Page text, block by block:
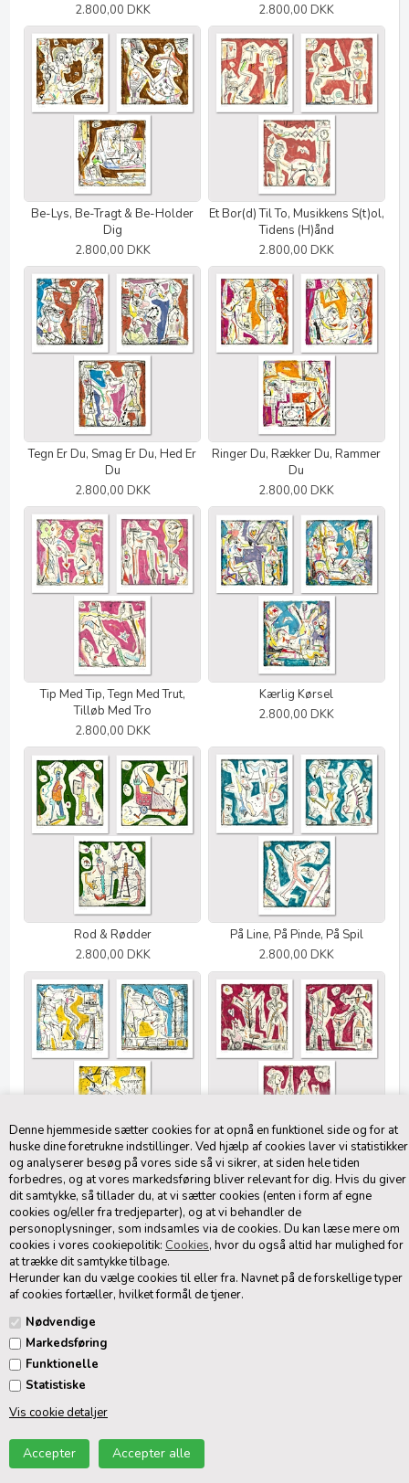
Denne hjemmeside sætter cookies for at opnå en funktionel side og for at
huske dine foretrukne indstillinger. Ved hjælp af cookies laver vi statistikker
og analyserer besøg på vores side så vi sikrer, at siden hele tiden
forbedres, og at vores markedsføring bliver relevant for dig. Hvis du giver
dit samtykke, så tillader du, at vi sætter cookies (enten i form af egne
cookies og/eller fra tredjeparter), og at vi behandler de
personoplysninger, som indsamles via de cookies. Du kan læse mere om
cookies i vores cookiepolitik: Cookies, hvor du også altid har mulighed for
at trække dit samtykke tilbage.
Herunder kan du vælge cookies til eller fra. Navnet på de forskellige typer
af cookies fortæller, hvilket formål de tjener.
Nødvendige
Markedsføring
Funktionelle
Statistiske
Vis cookie detaljer
2.800,00 DKK
2.800,00 DKK
Be-Lys, Be-Tragt & Be-Holder
Dig
2.800,00 DKK
Et Bor(d) Til To, Musikkens S(t)ol,
Tidens (H)ånd
2.800,00 DKK
Tegn Er Du, Smag Er Du, Hed Er
Du
2.800,00 DKK
Ringer Du, Rækker Du, Rammer
Du
2.800,00 DKK
Tip Med Tip, Tegn Med Trut,
Tilløb Med Tro
2.800,00 DKK
Kærlig Kørsel
2.800,00 DKK
Rod & Rødder
2.800,00 DKK
På Line, På Pinde, På Spil
2.800,00 DKK
Film & Let, Stige & Lys, Ren &
Rod
2.800,00 DKK
Fanger Fjeren, Ryger Roden,
Passer Pæren
2.800,00 DKK
Du
2.800,00 DKK
Side 1/1